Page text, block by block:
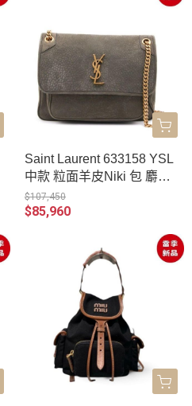
Saint Laurent 633158 YSL
中款 粒面羊皮Niki 包 麝香
綠 金鏈
$107,450
$85,960